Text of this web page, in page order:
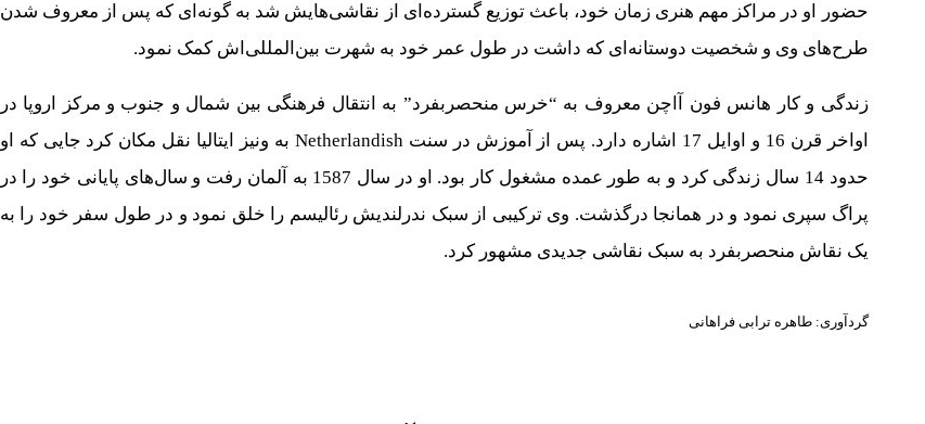
حضور او در مراکز مهم هنری زمان خود، باعث توزیع گسترده‌ای از نقاشی‌هایش شد به گونه‌ای که پس از معروف شدن
طرح‌های وی و شخصیت دوستانه‌ای که داشت در طول عمر خود به شهرت بین‌المللی‌اش کمک نمود.
زندگی و کار هانس فون آاچن معروف به “خرس منحصربفرد” به انتقال فرهنگی بین شمال و جنوب و مرکز اروپا در
اواخر قرن 16 و اوایل 17 اشاره دارد. پس از آموزش در سنت Netherlandish به ونیز ایتالیا نقل مکان کرد جایی که او
حدود 14 سال زندگی کرد و به طور عمده مشغول کار بود. او در سال 1587 به آلمان رفت و سال‌های پایانی خود را در
پراگ سپری نمود و در همانجا درگذشت. وی ترکیبی از سبک ندرلندیش رئالیسم را خلق نمود و در طول سفر خود را به
یک نقاش منحصربفرد به سبک نقاشی جدیدی مشهور کرد.
گردآوری: طاهره ترابی فراهانی